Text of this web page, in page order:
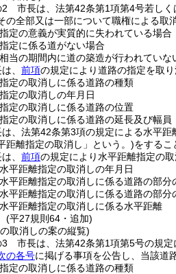
市長は、法第42条第1項第4号若し
の全部又は一部について職権による取
指定の意義が実質的に失われている場合
指定に係る道がない場合
相当の期間内に道の築造が行われていな
、 前項の規定により道路の指定を取り
指定の取消しに係る道路の種類
指定の取消しの年月日
指定の取消しに係る道路の位置
指定の取消しに係る道路の延長及び幅員
は、法第42条第3項の規定による水平距
距離指定の取消し」という。)をするこ
、 前項の規定により水平距離指定の取
水平距離指定の取消しの年月日
水平距離指定の取消しに係る道路の部分
水平距離指定の取消しに係る道路の部分
水平距離指定の取消しに係る水平距離
(平27規則64・追加)
取消しの案の縦覧)
市長は、法第42条第1項第5号の規
の各号に掲げる事項を公告し、当該道
指定の取消しに係る道路の種類